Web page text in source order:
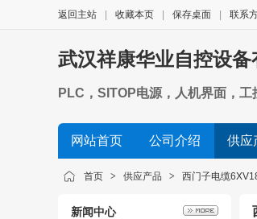
返回主站 收藏本页 保存桌面 联系
武汉祥康华业自控设备
PLC，SITOP电源，人机界面，
网站首页 公司介绍 供应
首页 > 供应产品 > 西门子电缆
新闻中心